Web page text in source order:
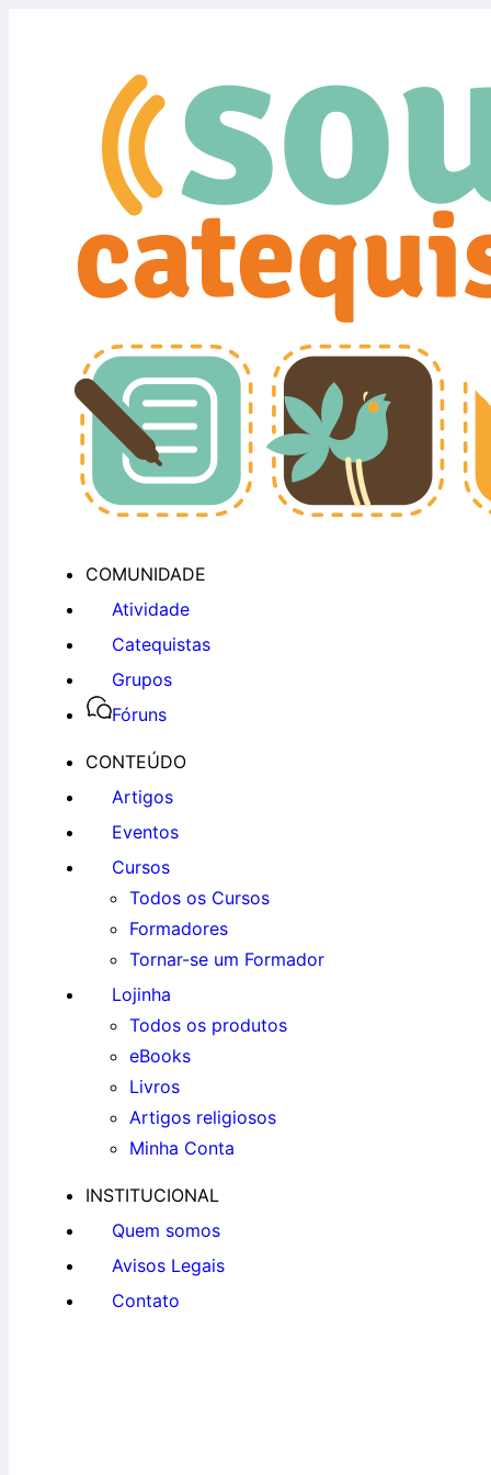
COMUNIDADE
Atividade
Catequistas
Grupos
Fóruns
CONTEÚDO
Artigos
Eventos
Cursos
Todos os Cursos
Formadores
Tornar-se um Formador
Lojinha
Todos os produtos
eBooks
Livros
Artigos religiosos
Minha Conta
INSTITUCIONAL
Quem somos
Avisos Legais
Contato